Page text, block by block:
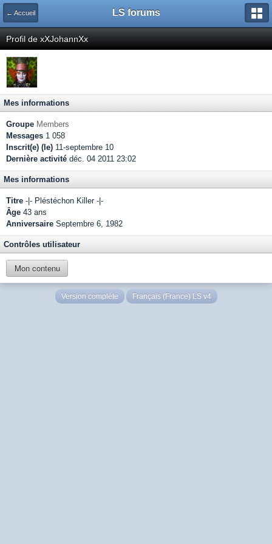
← Accueil LS forums
Profil de xXJohannXx
Mes informations
Groupe Members
Messages 1 058
Inscrit(e) (le) 11-septembre 10
Dernière activité déc. 04 2011 23:02
Mes informations
Titre -|- Pléstéchon Killer -|-
Âge 43 ans
Anniversaire Septembre 6, 1982
Contrôles utilisateur
Mon contenu
Version complète Français (France) LS v4